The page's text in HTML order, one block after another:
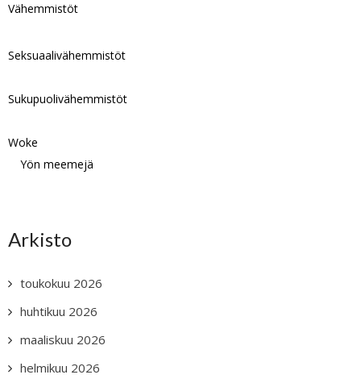
Vähemmistöt
Seksuaalivähemmistöt
Sukupuolivähemmistöt
Woke
Yön meemejä
Arkisto
toukokuu 2026
huhtikuu 2026
maaliskuu 2026
helmikuu 2026